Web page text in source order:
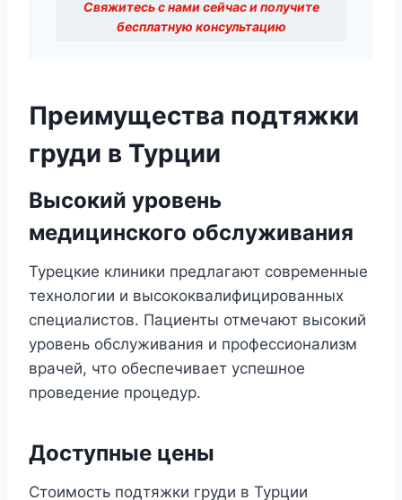
Свяжитесь с нами сейчас и получите
бесплатную консультацию
Преимущества подтяжки
груди в Турции
Высокий уровень
медицинского обслуживания
Турецкие клиники предлагают современные
технологии и высококвалифицированных
специалистов. Пациенты отмечают высокий
уровень обслуживания и профессионализм
врачей, что обеспечивает успешное
проведение процедур.
Доступные цены
Стоимость подтяжки груди в Турции